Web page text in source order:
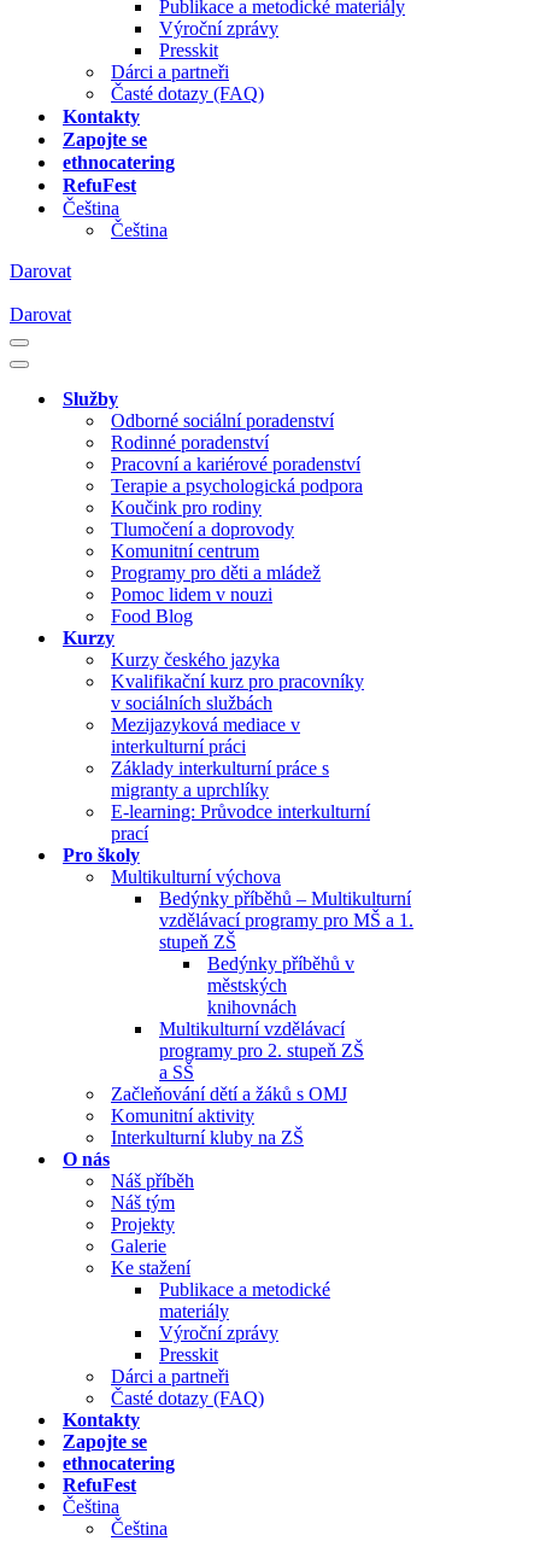
Publikace a metodické materiály
Výroční zprávy
Presskit
Dárci a partneři
Časté dotazy (FAQ)
Kontakty
Zapojte se
ethnocatering
RefuFest
Čeština
Čeština
Darovat
Darovat
Navigační
menu
Navigační
Služby
Odborné sociální poradenství
Rodinné poradenství
Pracovní a kariérové poradenství
Terapie a psychologická podpora
Koučink pro rodiny
Tlumočení a doprovody
Komunitní centrum
Programy pro děti a mládež
Pomoc lidem v nouzi
Food Blog
Kurzy
Kurzy českého jazyka
Kvalifikační kurz pro pracovníky
v sociálních službách
Mezijazyková mediace v
interkulturní práci
Základy interkulturní práce s
migranty a uprchlíky
E-learning: Průvodce interkulturní
prací
Pro školy
Multikulturní výchova
Bedýnky příběhů – Multikulturní
vzdělávací programy pro MŠ a 1.
stupeň ZŠ
Bedýnky příběhů v
městských
knihovnách
Multikulturní vzdělávací
programy pro 2. stupeň ZŠ
a SŠ
Začleňování dětí a žáků s OMJ
Komunitní aktivity
Interkulturní kluby na ZŠ
O nás
Náš příběh
Náš tým
Projekty
Galerie
Ke stažení
Publikace a metodické
materiály
Výroční zprávy
Presskit
Dárci a partneři
Časté dotazy (FAQ)
Kontakty
Zapojte se
ethnocatering
RefuFest
Čeština
Čeština